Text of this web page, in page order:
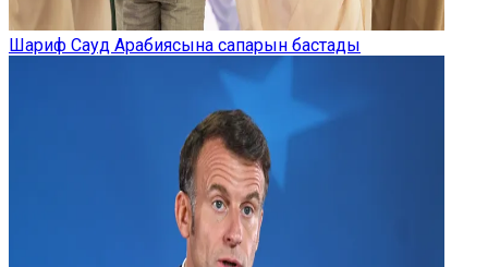
Шариф Сауд Арабиясына сапарын бастады